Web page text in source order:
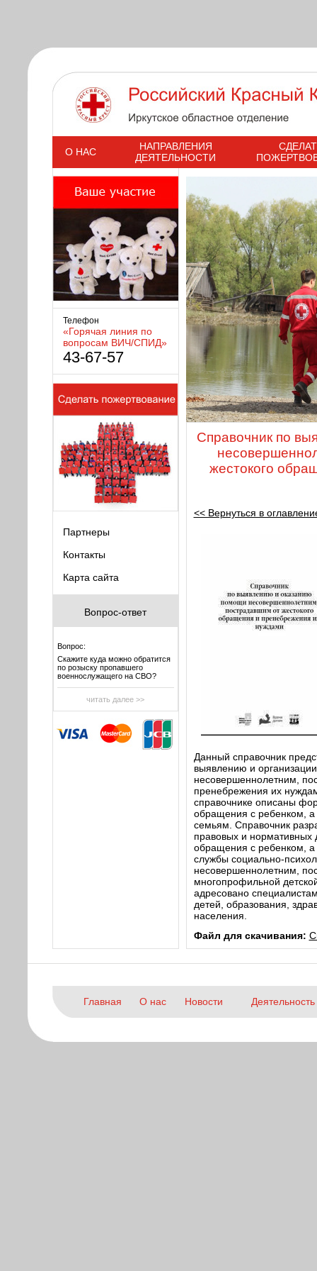
s
О НАС
НАПРАВЛЕНИЯ
ДЕЯТЕЛЬНОСТИ
Телефон
«Горячая линия по
вопросам ВИЧ/СПИД»
43-67-57
Партнеры
Контакты
Карта сайта
Вопрос-ответ
Вопрос:
Скажите куда можно обратится
по розыску пропавшего
военнослужащего на СВО?
читать далее >>
Справочник по
жестокого
<< Вернуться в
Данный справочник
выявлению и
несовершеннолетним,
пренебрежения их
справочнике описаны
обращения с ребенком,
семьям. Справочник
правовых и нормативных
обращения с ребенком, а
службы социально-
несовершеннолетним,
многопрофильной
адресовано
детей, образования,
населения.
Файл для скачивания:
Главная О нас Новости Деятельность